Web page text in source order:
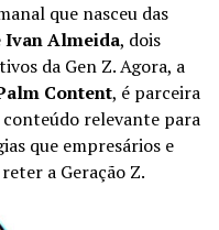
que nasceu das
Ivan Almeida, dois
da Gen Z. Agora, a
Content, é parceira
relevante para
que empresários e
a Geração Z.